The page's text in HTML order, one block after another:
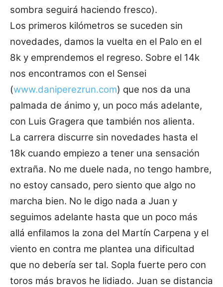
sombra seguirá haciendo fresco).
Los primeros kilómetros se suceden sin
novedades, damos la vuelta en el Palo en el
8k y emprendemos el regreso. Sobre el 14k
nos encontramos con el Sensei
(www.daniperezrun.com) que nos da una
palmada de ánimo y, un poco más adelante,
con Luis Gragera que también nos alienta.
La carrera discurre sin novedades hasta el
18k cuando empiezo a tener una sensación
extraña. No me duele nada, no tengo hambre,
no estoy cansado, pero siento que algo no
marcha bien. No le digo nada a Juan y
seguimos adelante hasta que un poco más
allá enfilamos la zona del Martín Carpena y el
viento en contra me plantea una dificultad
que no debería ser tal. Sopla fuerte pero con
toros más bravos he lidiado. Juan se distancia